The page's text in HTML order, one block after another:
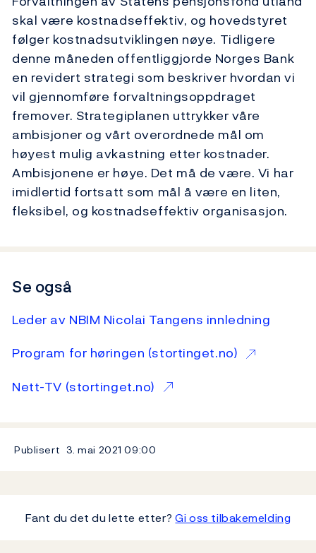
skal være kostnadseffektiv, og hovedstyret
følger kostnadsutviklingen nøye. Tidligere
denne måneden offentliggjorde Norges Bank
en revidert strategi som beskriver hvordan vi
vil gjennomføre forvaltningsoppdraget
fremover. Strategiplanen uttrykker våre
ambisjoner og vårt overordnede mål om
høyest mulig avkastning etter kostnader.
Ambisjonene er høye. Det må de være. Vi har
imidlertid fortsatt som mål å være en liten,
fleksibel, og kostnadseffektiv organisasjon.
Se også
Leder av NBIM Nicolai Tangens innledning
Program for høringen (stortinget.no)
Nett-TV (stortinget.no)
Publisert 3. mai 202109:00
Fant du det du lette etter?Gi oss tilbakemelding